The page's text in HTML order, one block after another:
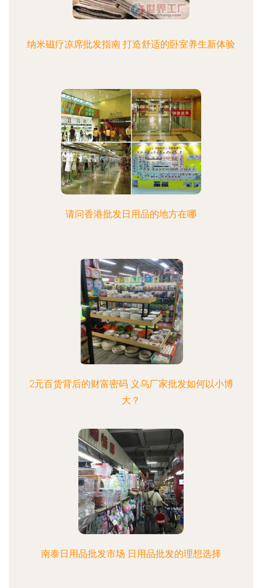
纳米磁疗凉席批发指南 打造舒适的卧室养生新体验
请问香港批发日用品的地方在哪
2元百货背后的财富密码 义乌厂家批发如何以小博
大？
南泰日用品批发市场 日用品批发的理想选择